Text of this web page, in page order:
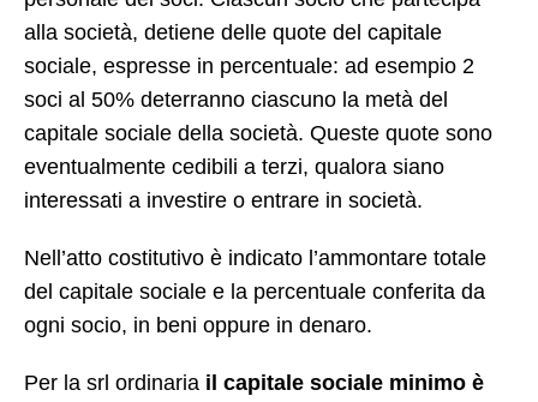
alla società, detiene delle quote del capitale
sociale, espresse in percentuale: ad esempio 2
soci al 50% deterranno ciascuno la metà del
capitale sociale della società. Queste quote sono
eventualmente cedibili a terzi, qualora siano
interessati a investire o entrare in società.
Nell’atto costitutivo è indicato l’ammontare totale
del capitale sociale e la percentuale conferita da
ogni socio, in beni oppure in denaro.
Per la srl ordinaria il capitale sociale minimo è